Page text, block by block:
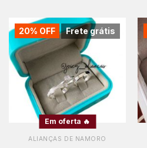
Frete grátis
20% OFF
Em oferta 🔥
ALIANÇAS DE NAMORO